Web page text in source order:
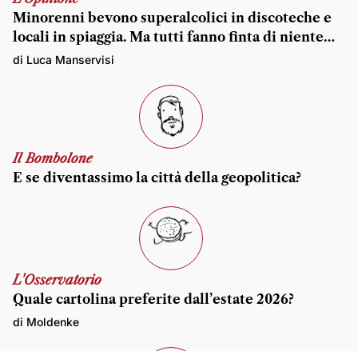
Minorenni bevono superalcolici in discoteche e
locali in spiaggia. Ma tutti fanno finta di niente…
di Luca Manservisi
Il Bombolone
E se diventassimo la città della geopolitica?
L'Osservatorio
Quale cartolina preferite dall’estate 2026?
di Moldenke